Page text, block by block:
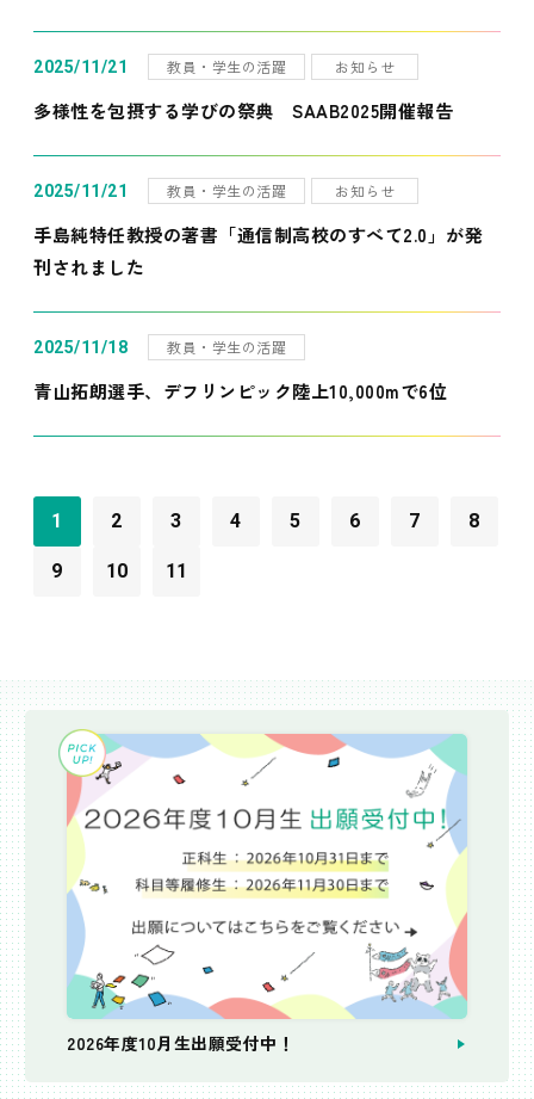
2025/11/21 教員・学生の活躍 お知らせ
多様性を包摂する学びの祭典 SAAB2025開催報告
2025/11/21 教員・学生の活躍 お知らせ
手島純特任教授の著書「通信制高校のすべて2.0」が発
刊されました
2025/11/18 教員・学生の活躍
青山拓朗選手、デフリンピック陸上10,000mで6位
1 2 3 4 5 6 7 8
9 10 11
2026年度10月生出願受付中！